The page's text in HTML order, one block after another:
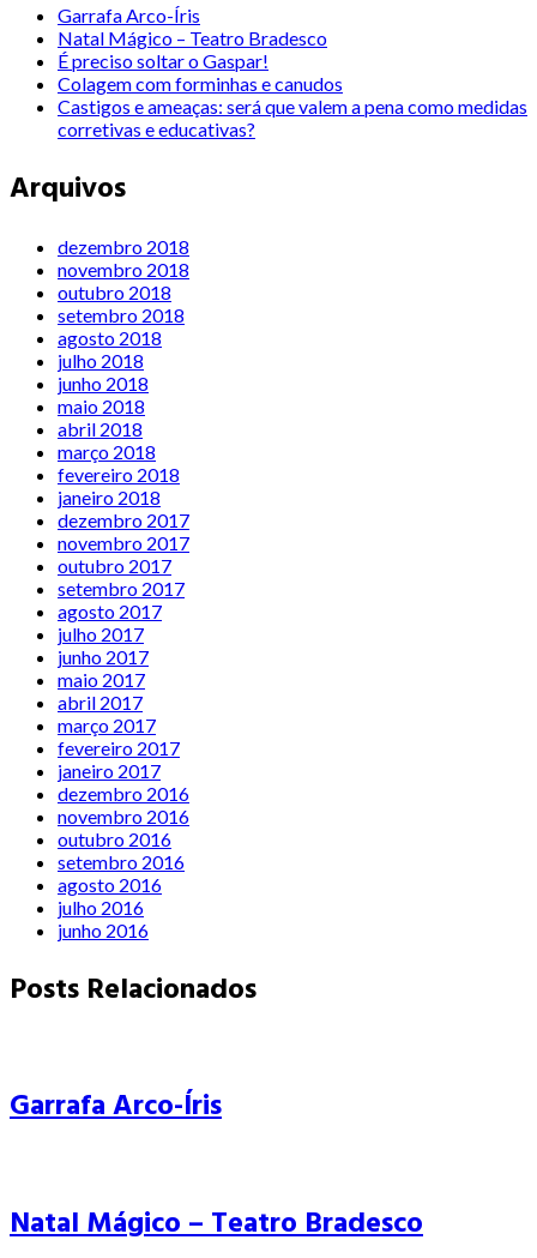
Garrafa Arco-Íris
Natal Mágico – Teatro Bradesco
É preciso soltar o Gaspar!
Colagem com forminhas e canudos
Castigos e ameaças: será que valem a pena como medidas
corretivas e educativas?
Arquivos
dezembro 2018
novembro 2018
outubro 2018
setembro 2018
agosto 2018
julho 2018
junho 2018
maio 2018
abril 2018
março 2018
fevereiro 2018
janeiro 2018
dezembro 2017
novembro 2017
outubro 2017
setembro 2017
agosto 2017
julho 2017
junho 2017
maio 2017
abril 2017
março 2017
fevereiro 2017
janeiro 2017
dezembro 2016
novembro 2016
outubro 2016
setembro 2016
agosto 2016
julho 2016
junho 2016
Posts Relacionados
Garrafa Arco-Íris
Natal Mágico – Teatro Bradesco